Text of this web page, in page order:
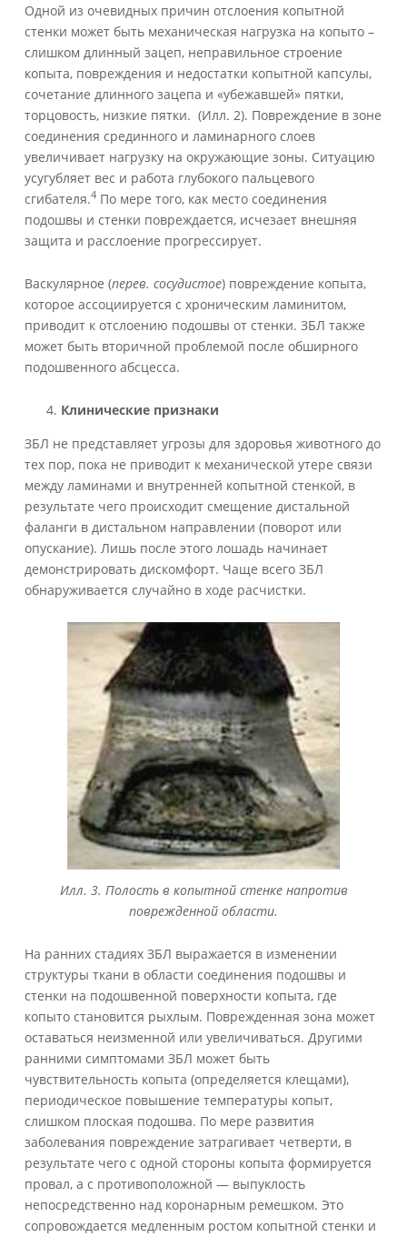
Одной из очевидных причин отслоения копытной
стенки может быть механическая нагрузка на копыто –
слишком длинный зацеп, неправильное строение
копыта, повреждения и недостатки копытной капсулы,
сочетание длинного зацепа и «убежавшей» пятки,
торцовость, низкие пятки. (Илл. 2). Повреждение в зоне
соединения срединного и ламинарного слоев
увеличивает нагрузку на окружающие зоны. Ситуацию
усугубляет вес и работа глубокого пальцевого
сгибателя.4По мере того, как место соединения
подошвы и стенки повреждается, исчезает внешняя
защита и расслоение прогрессирует.
Васкулярное (перев. сосудистое) повреждение копыта,
которое ассоциируется с хроническим ламинитом,
приводит к отслоению подошвы от стенки. ЗБЛ также
может быть вторичной проблемой после обширного
подошвенного абсцесса.
Клинические признаки
ЗБЛ не представляет угрозы для здоровья животного до
тех пор, пока не приводит к механической утере связи
между ламинами и внутренней копытной стенкой, в
результате чего происходит смещение дистальной
фаланги в дистальном направлении (поворот или
опускание). Лишь после этого лошадь начинает
демонстрировать дискомфорт. Чаще всего ЗБЛ
обнаруживается случайно в ходе расчистки.
Илл. 3. Полость в копытной стенке напротив
поврежденной области.
На ранних стадиях ЗБЛ выражается в изменении
структуры ткани в области соединения подошвы и
стенки на подошвенной поверхности копыта, где
копыто становится рыхлым. Поврежденная зона может
оставаться неизменной или увеличиваться. Другими
ранними симптомами ЗБЛ может быть
чувствительность копыта (определяется клещами),
периодическое повышение температуры копыт,
слишком плоская подошва. По мере развития
заболевания повреждение затрагивает четверти, в
результате чего с одной стороны копыта формируется
провал, а с противоположной — выпуклость
непосредственно над коронарным ремешком. Это
сопровождается медленным ростом копытной стенки и